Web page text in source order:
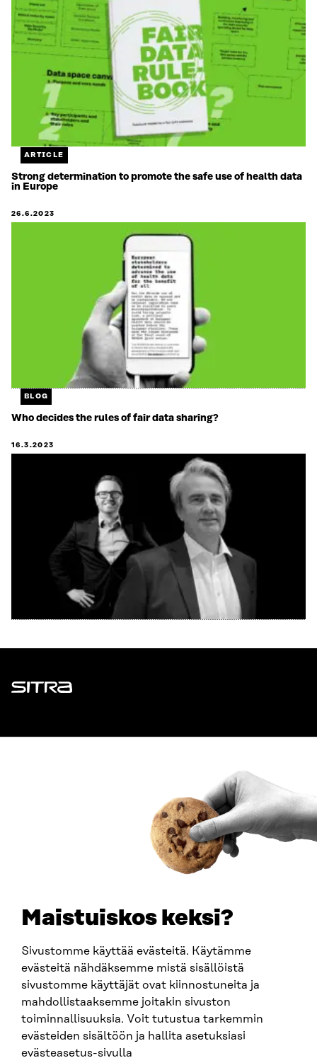
Maistuiskos keksi?
Sivustomme käyttää evästeitä. Käytämme
evästeitä nähdäksemme mistä sisällöistä
sivustomme käyttäjät ovat kiinnostuneita ja
mahdollistaaksemme joitakin sivuston
toiminnallisuuksia. Voit tutustua tarkemmin
evästeiden sisältöön ja hallita asetuksiasi
evästeasetus-sivulla
ARTICLE
Strong determination to promote the safe use of health data
in Europe
26.6.2023
BLOG
Who decides the rules of fair data sharing?
16.3.2023
Sitra
firstname.lastname@sitra.fi
SITRA ON SOCIAL MEDIA
LinkedIn
Instagram